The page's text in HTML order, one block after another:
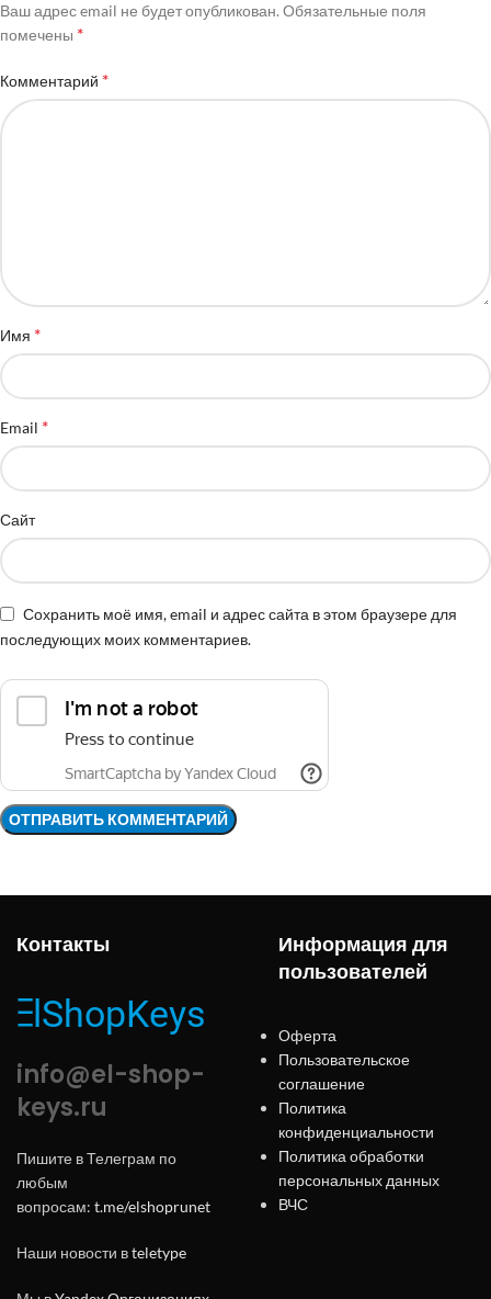
Ваш адрес email не будет опубликован. Обязательные поля
помечены *
Комментарий *
Имя *
Email *
Сайт
Сохранить моё имя, email и адрес сайта в этом браузере для
последующих моих комментариев.
Контакты
info@el-shop-
keys.ru
Пишите в Телеграм по
любым
вопросам: t.me/elshoprunet
Наши новости вteletype
Информация для
пользователей
Оферта
Пользовательское
соглашение
Политика
конфиденциальности
Политика обработки
персональных данных
ВЧС